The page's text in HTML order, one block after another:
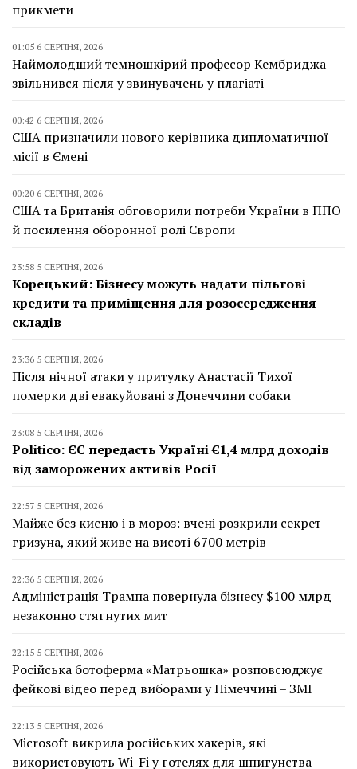
прикмети
01:05 6 СЕРПНЯ, 2026
Наймолодший темношкірий професор Кембриджа
звільнився після у звинувачень у плагіаті
00:42 6 СЕРПНЯ, 2026
США призначили нового керівника дипломатичної
місії в Ємені
00:20 6 СЕРПНЯ, 2026
США та Британія обговорили потреби України в ППО
й посилення оборонної ролі Європи
23:58 5 СЕРПНЯ, 2026
Корецький: Бізнесу можуть надати пільгові
кредити та приміщення для розосередження
складів
23:36 5 СЕРПНЯ, 2026
Після нічної атаки у притулку Анастасії Тихої
померки дві евакуйовані з Донеччини собаки
23:08 5 СЕРПНЯ, 2026
Politico: ЄС передасть Україні €1,4 млрд доходів
від заморожених активів Росії
22:57 5 СЕРПНЯ, 2026
Майже без кисню і в мороз: вчені розкрили секрет
гризуна, який живе на висоті 6700 метрів
22:36 5 СЕРПНЯ, 2026
Адміністрація Трампа повернула бізнесу $100 млрд
незаконно стягнутих мит
22:15 5 СЕРПНЯ, 2026
Російська ботоферма «Матрьошка» розповсюджує
фейкові відео перед виборами у Німеччині – ЗМІ
22:13 5 СЕРПНЯ, 2026
Microsoft викрила російських хакерів, які
використовують Wi-Fi у готелях для шпигунства